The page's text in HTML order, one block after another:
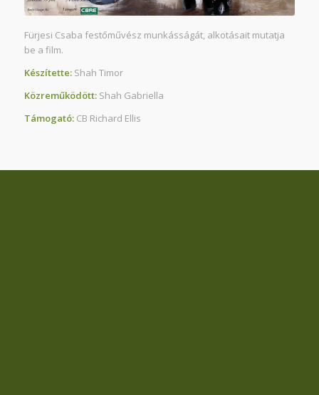
Fürjesi Csaba festőművész munkásságát, alkotásait mutatja
be a film.
Készítette:Shah Timor
Közreműködött:Shah Gabriella
Támogató:CB Richard Ellis